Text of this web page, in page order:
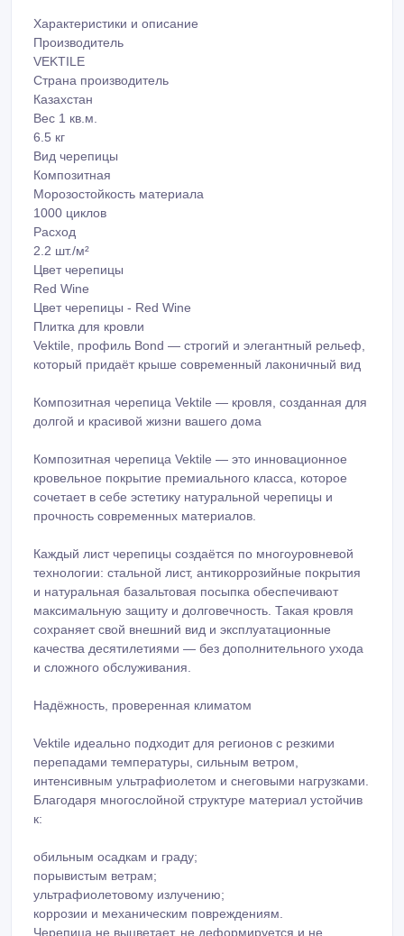
Композитная
Морозостойкость материала
1000 циклов
Расход
2.2 шт./м²
Цвет черепицы
Red Wine
Цвет черепицы - Red Wine
Плитка для кровли
Vektile, профиль Bond — строгий и элегантный рельеф,
который придаёт крыше современный лаконичный вид
Композитная черепица Vektile — кровля, созданная для
долгой и красивой жизни вашего дома
Композитная черепица Vektile — это инновационное
кровельное покрытие премиального класса, которое
сочетает в себе эстетику натуральной черепицы и
прочность современных материалов.
Каждый лист черепицы создаётся по многоуровневой
технологии: стальной лист, антикоррозийные покрытия
максимальную защиту и долговечность. Такая кровля
сохраняет свой внешний вид и эксплуатационные
качества десятилетиями — без дополнительного ухода
и сложного обслуживания.
Надёжность, проверенная климатом
Vektile идеально подходит для регионов с резкими
перепадами температуры, сильным ветром,
интенсивным ультрафиолетом и снеговыми нагрузками.
Благодаря многослойной структуре материал устойчив
к:
обильным осадкам и граду;
ультрафиолетовому излучению;
коррозии и механическим повреждениям.
Черепица не выцветает, не деформируется и не
трескается со временем — даже в самых сложных
условиях эксплуатации.
Продуманная конструкция — идеальная герметичность
Черепица Vektile имеет малый вес и удобный формат,
благодаря чему монтаж проходит быстро, безопасно и